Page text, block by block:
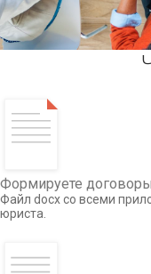
Формируете
Файл docx со всеми
юриста.